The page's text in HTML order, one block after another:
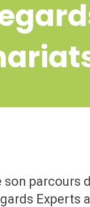
son parcours
Experts